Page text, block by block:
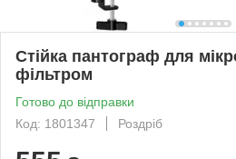
Стійка пантограф для
фільтром
Готово до відправки
Код: 1801347
Роздріб